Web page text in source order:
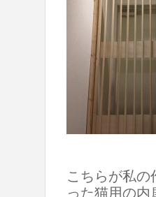
こちらが私
った猫用の内